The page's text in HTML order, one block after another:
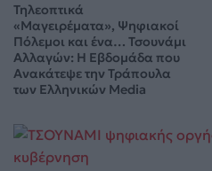
Τηλεοπτικά
«Μαγειρέματα», Ψηφιακοί
Πόλεμοι και ένα… Τσουνάμι
Αλλαγών: Η Εβδομάδα που
Ανακάτεψε την Τράπουλα
των Ελληνικών Media